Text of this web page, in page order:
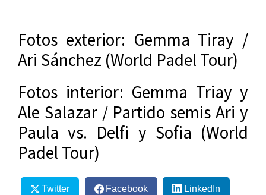
Fotos exterior: Gemma Tiray /
Ari Sánchez (World Padel Tour)
Fotos interior: Gemma Triay y
Ale Salazar / Partido semis Ari y
Paula vs. Delfi y Sofia (World
Padel Tour)
Twitter Facebook LinkedIn